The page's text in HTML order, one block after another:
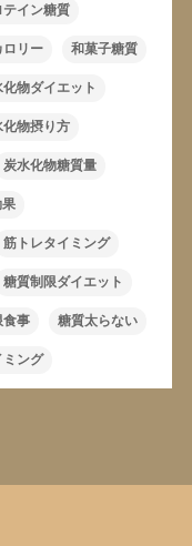
テイン糖質
ロリー 和菓子糖質
化物ダイエット
化物摂り方
炭水化物糖質量
筋トレタイミング
糖質制限ダイエット
食事 糖質太らない
ミング